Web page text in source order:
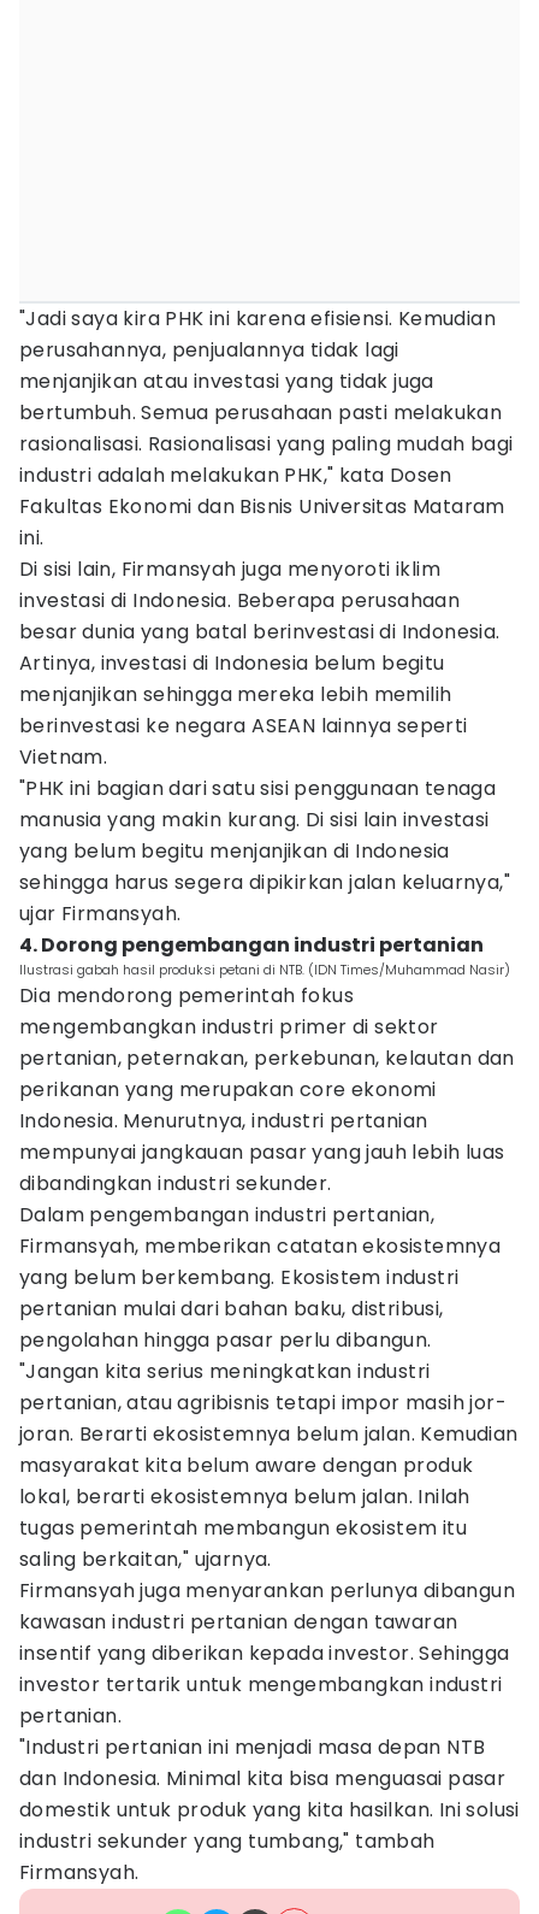
"Jadi saya kira PHK ini karena efisiensi. Kemudian
perusahannya, penjualannya tidak lagi
menjanjikan atau investasi yang tidak juga
bertumbuh. Semua perusahaan pasti melakukan
rasionalisasi. Rasionalisasi yang paling mudah bagi
industri adalah melakukan PHK," kata Dosen
Fakultas Ekonomi dan Bisnis Universitas Mataram
ini.
Di sisi lain, Firmansyah juga menyoroti iklim
investasi di Indonesia. Beberapa perusahaan
besar dunia yang batal berinvestasi di Indonesia.
Artinya, investasi di Indonesia belum begitu
menjanjikan sehingga mereka lebih memilih
berinvestasi ke negara ASEAN lainnya seperti
Vietnam.
"PHK ini bagian dari satu sisi penggunaan tenaga
manusia yang makin kurang. Di sisi lain investasi
yang belum begitu menjanjikan di Indonesia
sehingga harus segera dipikirkan jalan keluarnya,"
ujar Firmansyah.
4. Dorong pengembangan industri pertanian
Ilustrasi gabah hasil produksi petani di NTB. (IDN Times/Muhammad Nasir)
Dia mendorong pemerintah fokus
mengembangkan industri primer di sektor
pertanian, peternakan, perkebunan, kelautan dan
perikanan yang merupakan core ekonomi
Indonesia. Menurutnya, industri pertanian
mempunyai jangkauan pasar yang jauh lebih luas
dibandingkan industri sekunder.
Dalam pengembangan industri pertanian,
Firmansyah, memberikan catatan ekosistemnya
yang belum berkembang. Ekosistem industri
pertanian mulai dari bahan baku, distribusi,
pengolahan hingga pasar perlu dibangun.
"Jangan kita serius meningkatkan industri
pertanian, atau agribisnis tetapi impor masih jor-
joran. Berarti ekosistemnya belum jalan. Kemudian
masyarakat kita belum aware dengan produk
lokal, berarti ekosistemnya belum jalan. Inilah
tugas pemerintah membangun ekosistem itu
saling berkaitan," ujarnya.
Firmansyah juga menyarankan perlunya dibangun
kawasan industri pertanian dengan tawaran
insentif yang diberikan kepada investor. Sehingga
investor tertarik untuk mengembangkan industri
pertanian.
"Industri pertanian ini menjadi masa depan NTB
dan Indonesia. Minimal kita bisa menguasai pasar
domestik untuk produk yang kita hasilkan. Ini solusi
industri sekunder yang tumbang," tambah
Firmansyah.